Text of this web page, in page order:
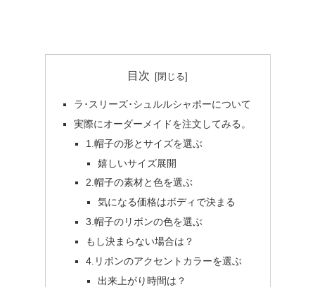
目次
ラ･スリーズ･シュルルシャポーについて
実際にオーダーメイドを注文してみる。
1.帽子の形とサイズを選ぶ
嬉しいサイズ展開
2.帽子の素材と色を選ぶ
気になる価格はボディで決まる
3.帽子のリボンの色を選ぶ
もし決まらない場合は？
4.リボンのアクセントカラーを選ぶ
出来上がり時間は？